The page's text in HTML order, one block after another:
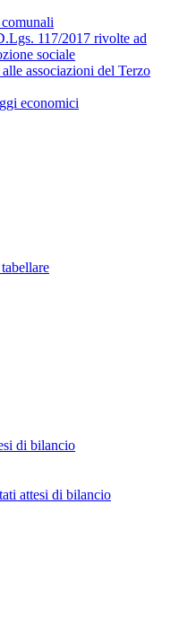
117/2017 rivolte ad
sociale
associazioni del Terzo
economici
di bilancio
attesi di bilancio